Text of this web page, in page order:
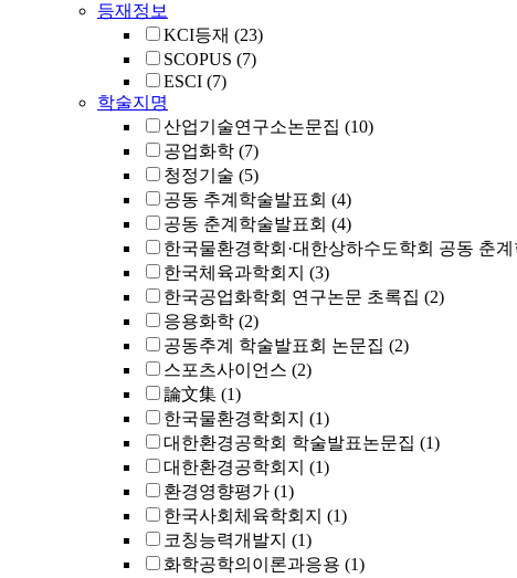
등재정보
KCI등재 (23)
SCOPUS (7)
ESCI (7)
학술지명
산업기술연구소논문집 (10)
공업화학 (7)
청정기술 (5)
공동 추계학술발표회 (4)
공동 춘계학술발표회 (4)
한국물환경학회·대한상하수도학회 공동 춘계
한국체육과학회지 (3)
한국공업화학회 연구논문 초록집 (2)
응용화학 (2)
공동추계 학술발표회 논문집 (2)
스포츠사이언스 (2)
論文集 (1)
한국물환경학회지 (1)
대한환경공학회 학술발표논문집 (1)
대한환경공학회지 (1)
환경영향평가 (1)
한국사회체육학회지 (1)
코칭능력개발지 (1)
화학공학의이론과응용 (1)